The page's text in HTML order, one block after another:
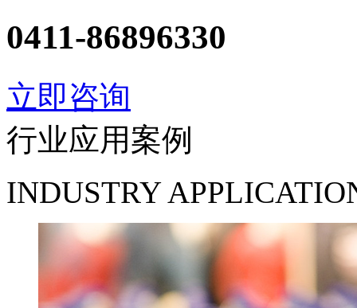
0411-86896330
立即咨询
行业应用案例
INDUSTRY